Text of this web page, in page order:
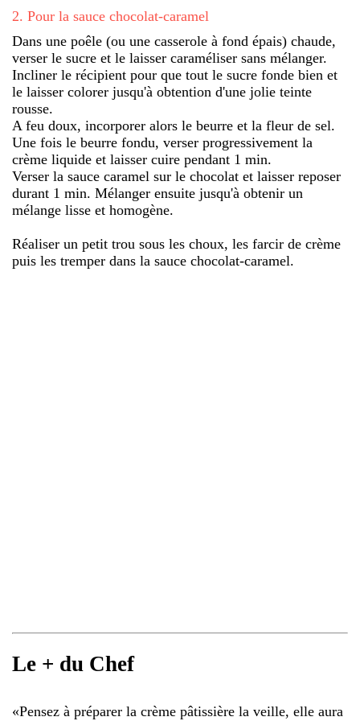
2. Pour la sauce chocolat-caramel
Dans une poêle (ou une casserole à fond épais) chaude,
verser le sucre et le laisser caraméliser sans mélanger.
Incliner le récipient pour que tout le sucre fonde bien et
le laisser colorer jusqu'à obtention d'une jolie teinte
rousse.
A feu doux, incorporer alors le beurre et la fleur de sel.
Une fois le beurre fondu, verser progressivement la
crème liquide et laisser cuire pendant 1 min.
Verser la sauce caramel sur le chocolat et laisser reposer
durant 1 min. Mélanger ensuite jusqu'à obtenir un
mélange lisse et homogène.
Réaliser un petit trou sous les choux, les farcir de crème
puis les tremper dans la sauce chocolat-caramel.
Le + du Chef
«Pensez à préparer la crème pâtissière la veille, elle aura